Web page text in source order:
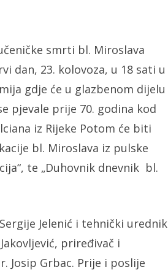
smrti bl. Miroslava
dan, 23. kolovoza, u 18 sati u
gdje će u glazbenom dijelu
pjevale prije 70. godina kod
iz Rijeke Potom će biti
bl. Miroslava iz pulske
te „Duhovnik dnevnik bl.
Jelenić i tehnički urednik
priređivač i
Josip Grbac. Prije i poslije